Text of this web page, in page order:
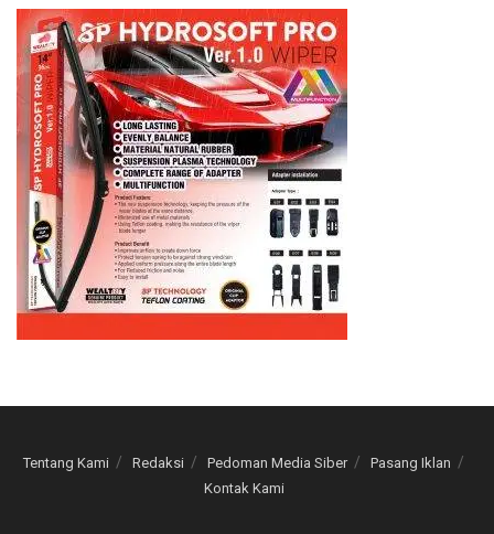
Tentang Kami Redaksi Pedoman Media Siber
Pasang Iklan
Kontak Kami